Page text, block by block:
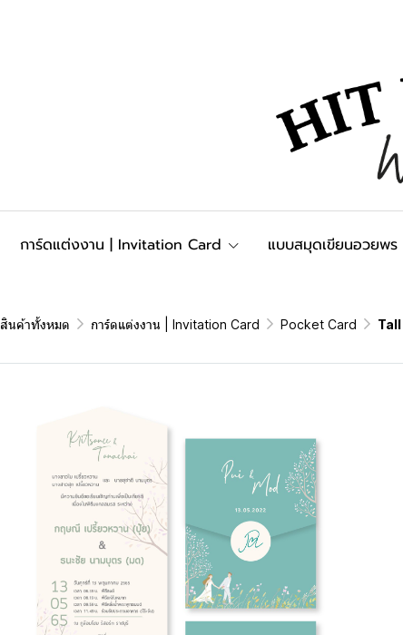
การ์ดแต่งงาน | Invitation Card แบบสมุดเขียนอวยพ
สินค้าทั้งหมด การ์ดแต่งงาน | Invitation Card Pocket Card